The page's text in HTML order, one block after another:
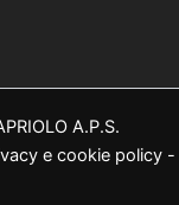
A.P.S.
e cookie policy -